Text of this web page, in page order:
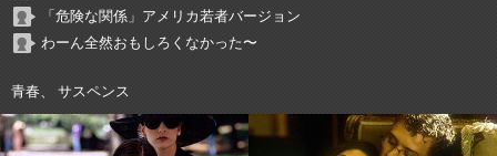
「危険な関係」アメリカ若者バージョン
わーん全然おもしろくなかった〜
青春、 サスペンス